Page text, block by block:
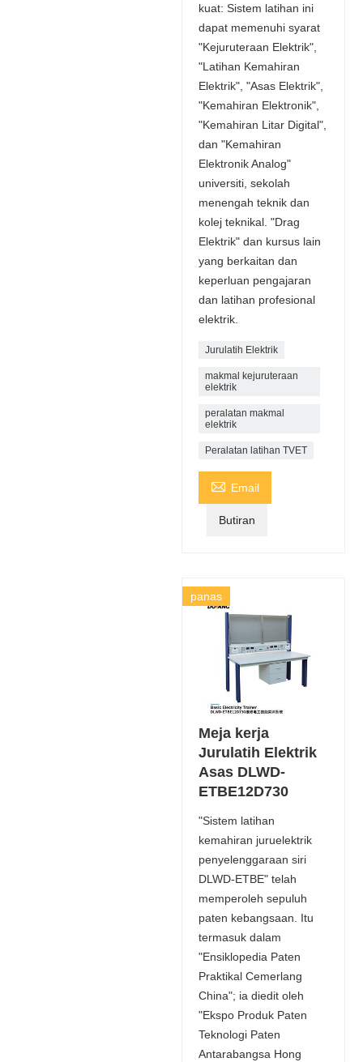
kuat: Sistem latihan ini
dapat memenuhi syarat
"Kejuruteraan Elektrik",
"Latihan Kemahiran
Elektrik", "Asas Elektrik",
"Kemahiran Elektronik",
"Kemahiran Litar Digital",
dan "Kemahiran
Elektronik Analog"
universiti, sekolah
menengah teknik dan
kolej teknikal. "Drag
Elektrik" dan kursus lain
yang berkaitan dan
keperluan pengajaran
dan latihan profesional
elektrik.
Jurulatih Elektrik
makmal kejuruteraan
elektrik
peralatan makmal
elektrik
Peralatan latihan TVET
 Email
Butiran
panas
Meja kerja
Jurulatih Elektrik
Asas DLWD-
ETBE12D730
"Sistem latihan
kemahiran juruelektrik
penyelenggaraan siri
DLWD-ETBE" telah
memperoleh sepuluh
paten kebangsaan. Itu
termasuk dalam
"Ensiklopedia Paten
Praktikal Cemerlang
China"; ia diedit oleh
"Ekspo Produk Paten
Teknologi Paten
Antarabangsa Hong